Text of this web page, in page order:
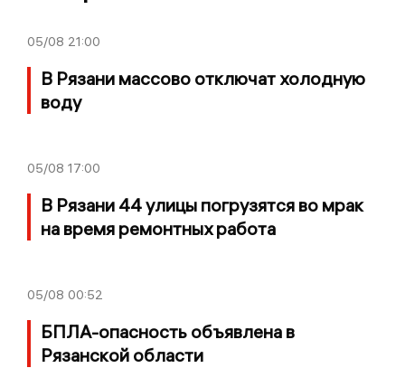
05/08 21:00
В Рязани массово отключат холодную
воду
05/08 17:00
В Рязани 44 улицы погрузятся во мрак
на время ремонтных работа
05/08 00:52
БПЛА-опасность объявлена в
Рязанской области